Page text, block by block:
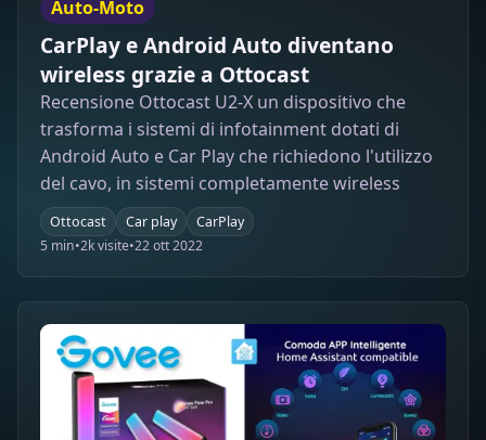
Auto-Moto
CarPlay e Android Auto diventano
wireless grazie a Ottocast
Recensione Ottocast U2-X un dispositivo che
trasforma i sistemi di infotainment dotati di
Android Auto e Car Play che richiedono l'utilizzo
del cavo, in sistemi completamente wireless
Ottocast Car play
CarPlay
5 min•2k visite•22 ott 2022